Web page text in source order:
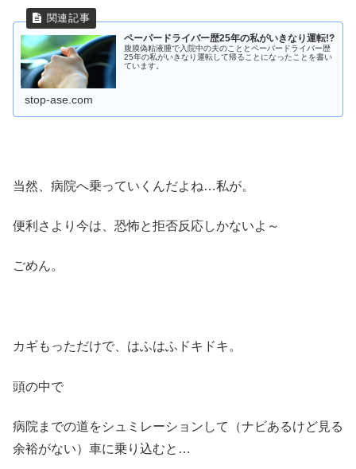
ペーパードライバー歴25年の私がいきなり運転!?
腹膜偽粘液腫で入院中の夫のこととペーパードライバー歴
25年の私がいきなり運転して帰ることになったことを書い
ています。
stop-ase.com
当然、病院へ乗っていくんだよね…私が。
便利さより今は、恐怖と拒否反応しかないよ～
ごめん。
カギもっただけで、はふはふドキドキ。
頭の中で
病院までの道をシュミレーションして（ナビあるけど見る
余裕がない）車に乗り込むと…